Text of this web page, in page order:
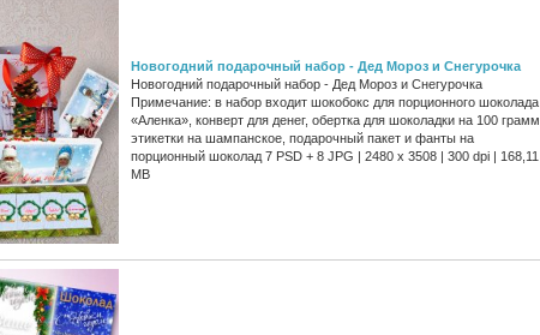
Новогодний подарочный набор - Дед Мороз и Снегурочка
Новогодний подарочный набор - Дед Мороз и Снегурочка
Примечание: в набор входит шокобокс для порционного шоколада
«Аленка», конверт для денег, обертка для шоколадки на 100 грамм,
этикетки на шампанское, подарочный пакет и фанты на
порционный шоколад 7 PSD + 8 JPG | 2480 x 3508 | 300 dpi | 168,11
MB